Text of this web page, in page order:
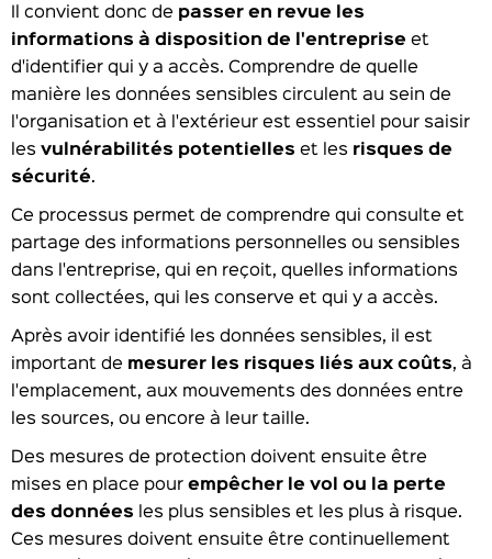
Il convient donc de passer en revue les
informations à disposition de l'entreprise et
d'identifier qui y a accès. Comprendre de quelle
manière les données sensibles circulent au sein de
l'organisation et à l'extérieur est essentiel pour saisir
les vulnérabilités potentielles et les risques de
sécurité.
Ce processus permet de comprendre qui consulte et
partage des informations personnelles ou sensibles
dans l'entreprise, qui en reçoit, quelles informations
sont collectées, qui les conserve et qui y a accès.
Après avoir identifié les données sensibles, il est
important de mesurer les risques liés aux coûts, à
l'emplacement, aux mouvements des données entre
les sources, ou encore à leur taille.
Des mesures de protection doivent ensuite être
mises en place pour empêcher le vol ou la perte
des données les plus sensibles et les plus à risque.
Ces mesures doivent ensuite être continuellement